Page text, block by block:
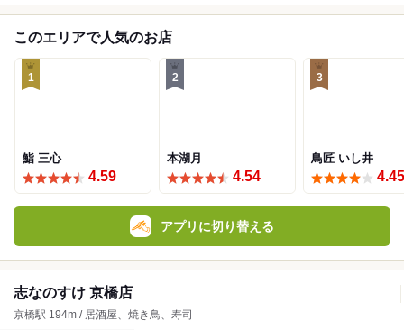
このエリアで人気のお店
1
鮨 三心
4.59
2
本湖月
4.54
3
鳥匠 いし井
4.45
アプリに切り替える
志なのすけ 京橋店
京橋駅 194m / 居酒屋、焼き鳥、寿司